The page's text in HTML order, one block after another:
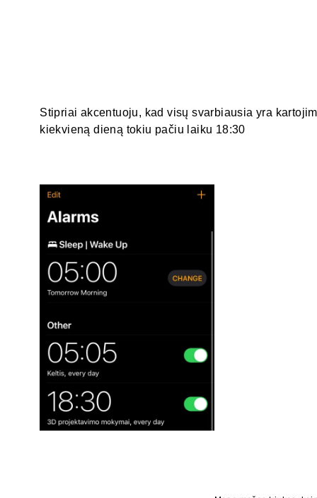
Stipriai akcentuoju, kad visų svarbiausia yra
kiekvieną dieną tokiu pačiu laiku 18:30